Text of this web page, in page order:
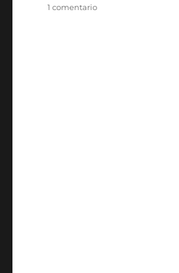
1 comentarioen